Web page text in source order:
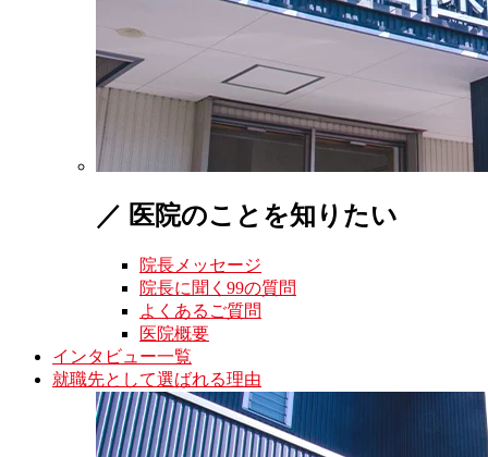
／ 医院のことを知りたい
院長メッセージ
院長に聞く99の質問
よくあるご質問
医院概要
インタビュー一覧
就職先として選ばれる理由